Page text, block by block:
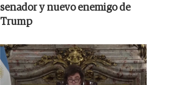
senador y nuevo enemigo de
Trump